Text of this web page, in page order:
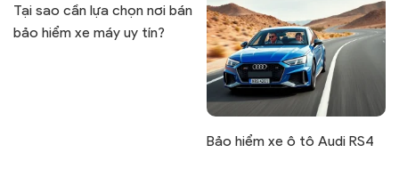
Tại sao cần lựa chọn nơi bán
bảo hiểm xe máy uy tín?
Bảo hiểm xe ô tô Audi RS4